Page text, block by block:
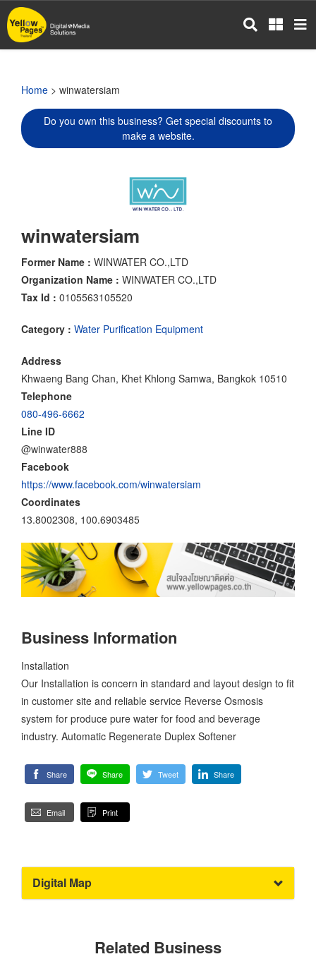
Skip
to
main
Home > winwatersiam
Do you own this business? Get special discounts to
make a website.
winwatersiam
Former Name : WINWATER CO.,LTD
Organization Name : WINWATER CO.,LTD
Tax Id : 0105563105520
Category : Water Purification Equipment
Address
Khwaeng Bang Chan, Khet Khlong Samwa, Bangkok 10510
Telephone
080-496-6662
Line ID
@winwater888
Facebook
https://www.facebook.com/winwatersiam
Coordinates
13.8002308, 100.6903485
Business Information
Installation
Our Installation is concern in standard and layout design to fit
in customer site and reliable service Reverse Osmosis
system for produce pure water for food and beverage
industry. Automatic Regenerate Duplex Softener
Share Share Tweet Share
Email Print
Digital Map
Related Business